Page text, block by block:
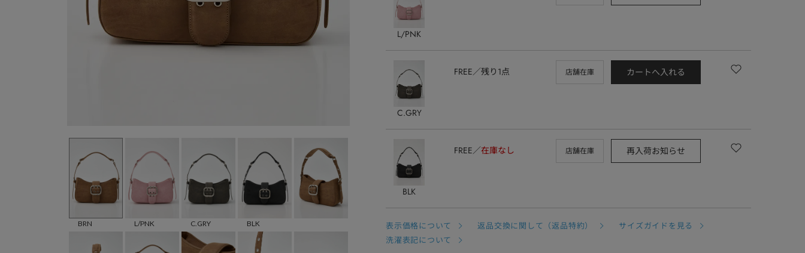
BRN L/PNK C.GRY BLK
L/PNK
C.GRY
FREE 残り1点 店舗在庫 カートへ入れる
BLK
FREE 在庫なし 店舗在庫 再入荷お知らせ
表示価格について 返品交換に関して（返品特約）
サイズガイドを見る
洗濯表記について